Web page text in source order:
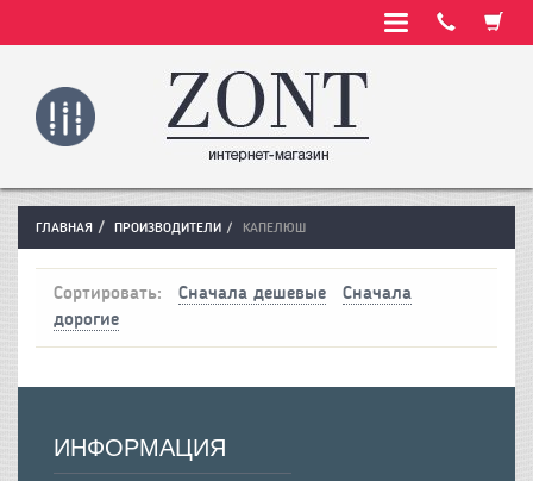
ГЛАВНАЯ ПРОИЗВОДИТЕЛИ КАПЕЛЮШ
Сортировать: Сначала дешевые
Сначала
дорогие
ИНФОРМАЦИЯ